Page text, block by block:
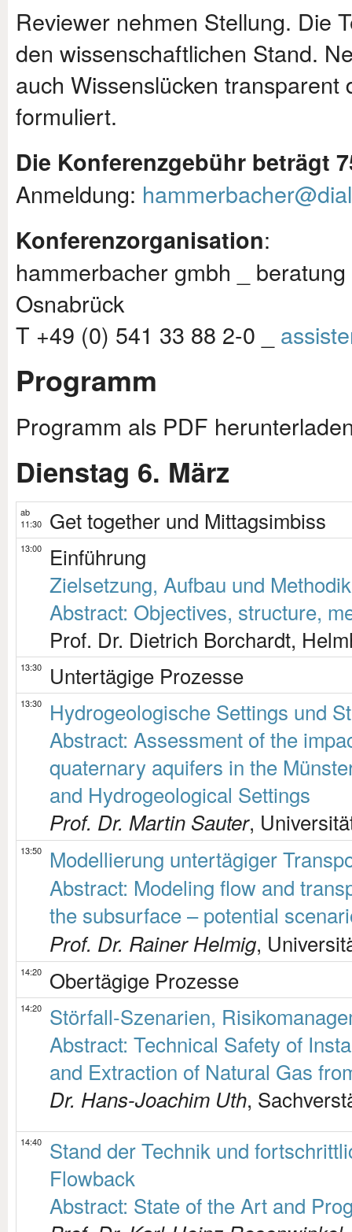
Reviewer nehmen Stellung. Die
den wissenschaftlichen Stand.
auch Wissenslücken
formuliert.
Die Konferenzgebühr beträgt
Anmeldung:
Konferenzorganisation:
hammerbacher gmbh _
Osnabrück
T +49 (0) 541 33 88 2-0 _
Programm
Programm als PDF
Dienstag 6. März
ab
11:30
Get together und Mittagsimbiss
13:00
Einführung
Zielsetzung, Aufbau und
Abstract: Objectives, structure,
Prof. Dr. Dietrich Borchardt,
13:30 Untertägige Prozesse
13:30
Hydrogeologische Settings und
Abstract: Assessment of the
quaternary aquifers in the
and Hydrogeological Settings
Prof. Dr. Martin Sauter,
13:50
Modellierung untertägiger
Abstract: Modeling flow and
the subsurface – potential
Prof. Dr. Rainer Helmig,
14:20 Obertägige Prozesse
14:20
Störfall-Szenarien,
Abstract: Technical Safety of
and Extraction of Natural Gas
Dr. Hans-Joachim Uth,
14:40
Stand der Technik und
Flowback
Abstract: State of the Art and